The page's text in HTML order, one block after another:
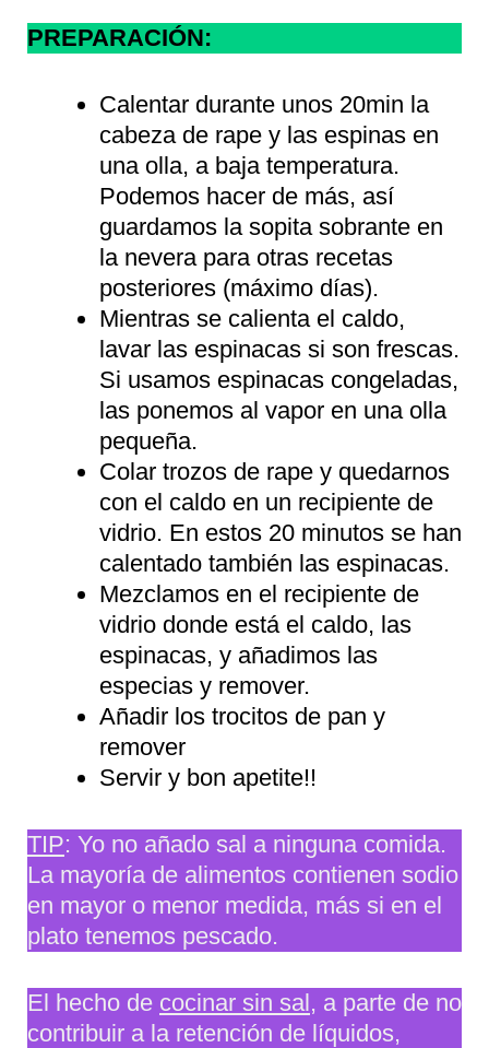
PREPARACIÓN:
Calentar durante unos 20min la
cabeza de rape y las espinas en
una olla, a baja temperatura.
Podemos hacer de más, así
guardamos la sopita sobrante en
la nevera para otras recetas
posteriores (máximo días).
Mientras se calienta el caldo,
lavar las espinacas si son frescas.
Si usamos espinacas congeladas,
las ponemos al vapor en una olla
pequeña.
Colar trozos de rape y quedarnos
con el caldo en un recipiente de
vidrio. En estos 20 minutos se han
calentado también las espinacas.
Mezclamos en el recipiente de
vidrio donde está el caldo, las
espinacas, y añadimos las
especias y remover.
Añadir los trocitos de pan y
remover
Servir y bon apetite!!
TIP: Yo no añado sal a ninguna comida.
La mayoría de alimentos contienen sodio
en mayor o menor medida, más si en el
plato tenemos pescado.
El hecho de cocinar sin sal, a parte de no
contribuir a la retención de líquidos,